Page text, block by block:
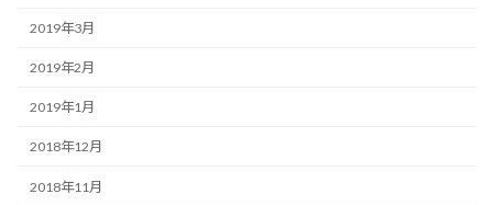
2019年3月
2019年2月
2019年1月
2018年12月
2018年11月